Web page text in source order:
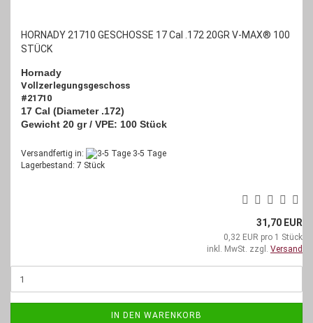
HORNADY 21710 GESCHOSSE 17 Cal .172 20GR V-MAX® 100
STÜCK
Hornady
Vollzerlegungsgeschoss
#21710
17 Cal (Diameter .172)
Gewicht 20 gr / VPE: 100 Stück
Versandfertig in:
3-5 Tage
Lagerbestand: 7 Stück
31,70 EUR
0,32 EUR pro 1 Stück
inkl. MwSt. zzgl. Versand
IN DEN WARENKORB